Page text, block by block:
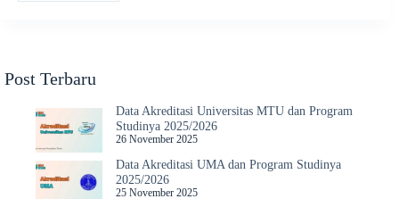
Post Terbaru
Data Akreditasi Universitas MTU dan Program
Studinya 2025/2026
26 November 2025
Data Akreditasi UMA dan Program Studinya
2025/2026
25 November 2025